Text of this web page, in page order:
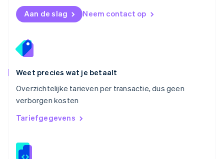
Aan de slag Neem contact op
Weet precies wat je betaalt
Overzichtelijke tarieven per transactie, dus geen
verborgen kosten
Tariefgegevens
English
Portugal
Roemenië
English
English简体中文
EnglishItaliano
Slowakije
English
Spanje
Thailand